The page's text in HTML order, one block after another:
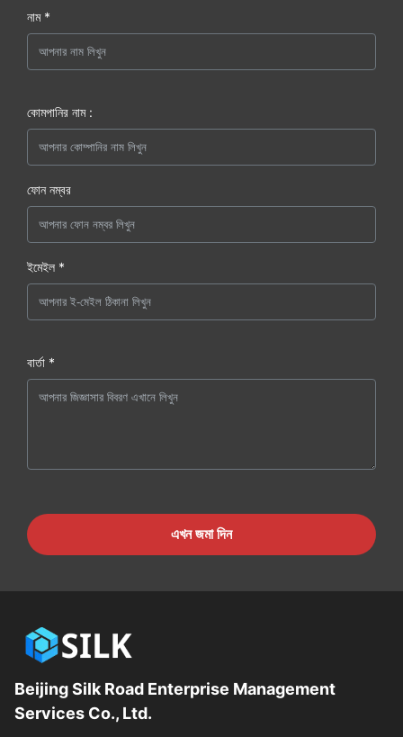
নাম *
কোমপানির নাম :
ফোন নম্বর
ইমেইল *
বার্তা *
এখন জমা দিন
Beijing Silk Road Enterprise Management
Services Co., Ltd.